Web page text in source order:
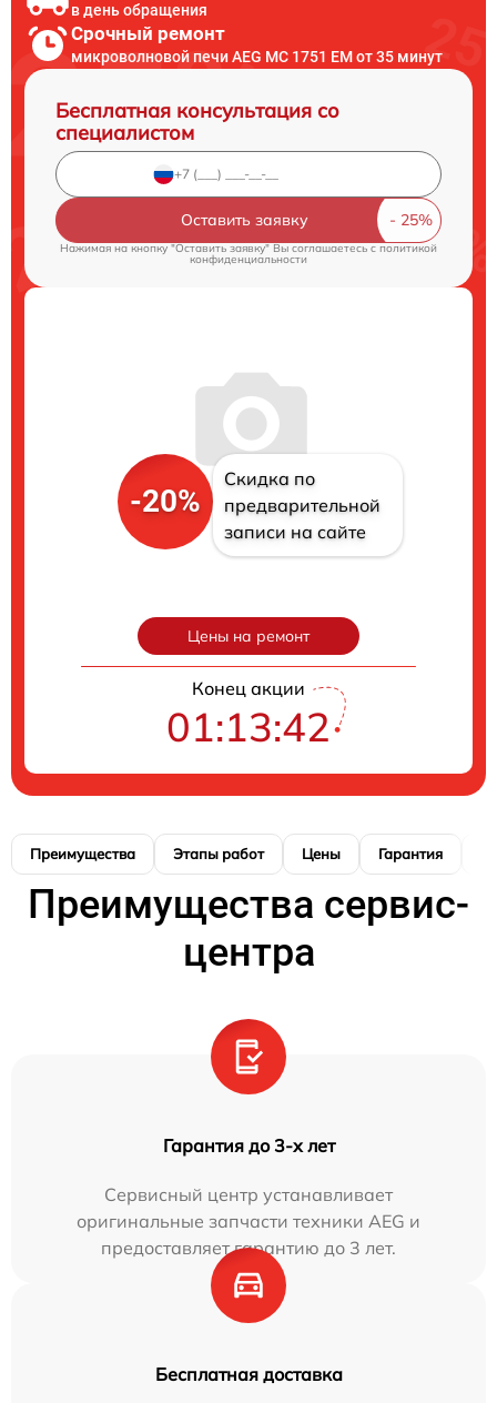
в день обращения
Срочный ремонт
микроволновой печи AEG MC 1751 EM от 35 минут
Бесплатная консультация со
специалистом
Оставить заявку
Нажимая на кнопку "Оставить заявку" Вы соглашаетесь cполитикой
конфиденциальности
-20%
Скидка по
предварительной
записи на сайте
Цены на ремонт
Конец акции
01:13:41
Преимущества Этапы работ Цены Гарантия
Преимущества сервис-
центра
Гарантия до 3-х лет
Сервисный центр устанавливает
оригинальные запчасти техники AEG и
предоставляет гарантию до 3 лет.
Бесплатная доставка